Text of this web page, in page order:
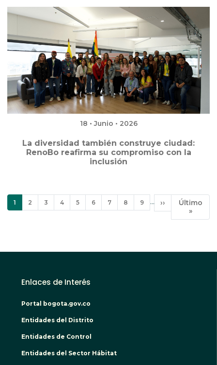
18 • Junio • 2026
La diversidad también construye ciudad:
RenoBo reafirma su compromiso con la
inclusión
Paginación
Página
actual
1 Página
2 Página
3 Página
4 Página
5 Página
6 Página
7 Página
8 Página
9 …
Siguiente
página
››
Última
página
Último
»
Enlaces de Interés
Portal bogota.gov.co
Entidades del Distrito
Entidades de Control
Entidades del Sector Hábitat